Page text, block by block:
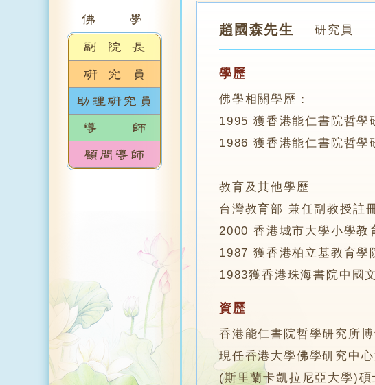
趙國森先生 研究員
學歷
佛學相關學歷：
1995 獲香港能仁書院哲學
1986 獲香港能仁書院哲學
教育及其他學歷
台灣教育部 兼任副教授註
2000 香港城市大學小學教
1987 獲香港柏立基教育學
1983獲香港珠海書院中國
資歷
香港能仁書院哲學研究所博
現任香港大學佛學研究中
(斯里蘭卡凱拉尼亞大學)碩